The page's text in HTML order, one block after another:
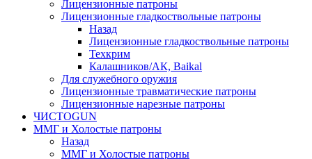
Лицензионные патроны
Лицензионные гладкоствольные патроны
Назад
Лицензионные гладкоствольные патроны
Техкрим
Калашников/АК, Baikal
Для служебного оружия
Лицензионные травматические патроны
Лицензионные нарезные патроны
ЧИСТОGUN
ММГ и Холостые патроны
Назад
ММГ и Холостые патроны